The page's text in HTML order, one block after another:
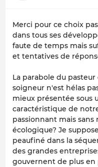
Merci pour ce choix
dans tous ses
faute de temps mais
et tentatives de
La parabole du
soigneur n'est hélas
mieux présentée sous
caractéristique de
passionnant mais sans
écologique? Je
peaufiné dans la
des grandes
gouvernent de plus